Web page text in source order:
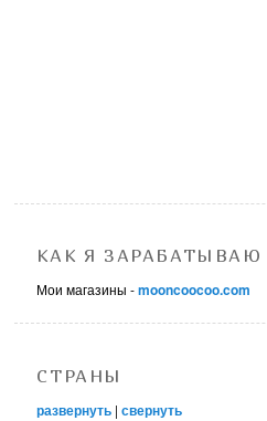
КАК Я ЗАРАБАТЫВАЮ
Мои магазины -mooncoocoo.com
СТРАНЫ
развернуть |свернуть